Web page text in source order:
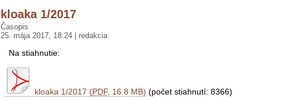
kloaka 1/2017
Časopis
25. mája 2017, 18:24 | redakcia
Na stiahnutie:
kloaka 1/2017 (PDF, 16.8 MB) (počet stiahnutí: 8366)